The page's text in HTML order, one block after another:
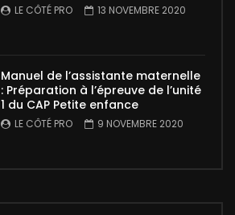
LE CÔTÉ PRO 13 NOVEMBRE 2020
Manuel de l’assistante maternelle
: Préparation à l’épreuve de l’unité
1 du CAP Petite enfance
LE CÔTÉ PRO 9 NOVEMBRE 2020